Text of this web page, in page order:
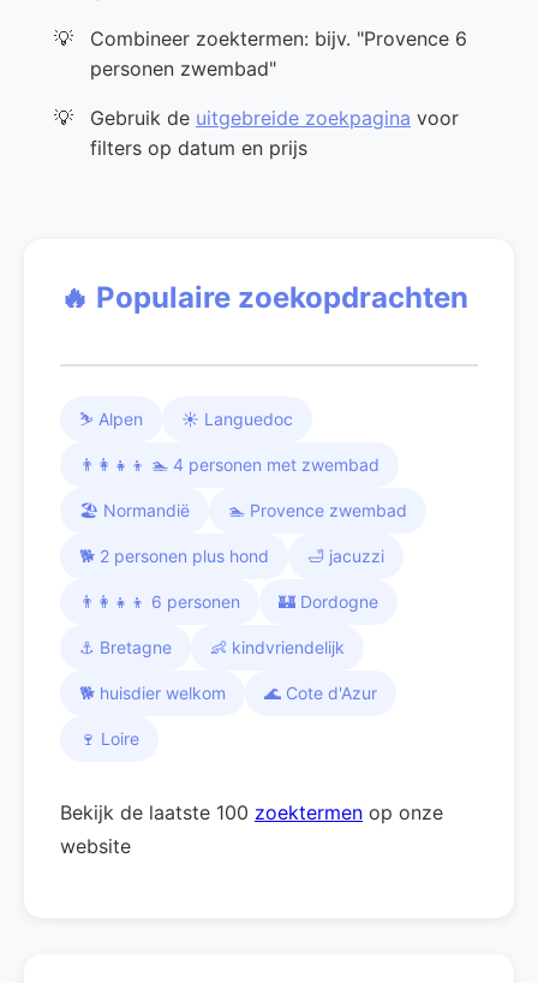
Combineer zoektermen: bijv. "Provence 6
personen zwembad"
Gebruik de uitgebreide zoekpagina voor
filters op datum en prijs
🔥 Populaire zoekopdrachten
⛷️ Alpen ☀️ Languedoc
👨‍👩‍👧‍👦 🏊 4 personen met zwembad
🏖️ Normandië 🏊 Provence zwembad
🐕 2 personen plus hond 🛁 jacuzzi
👨‍👩‍👧‍👦 6 personen 🏰 Dordogne
⚓ Bretagne 👶 kindvriendelijk
🐕 huisdier welkom 🌊 Cote d'Azur
🍷 Loire
Bekijk de laatste 100 zoektermen op onze
website